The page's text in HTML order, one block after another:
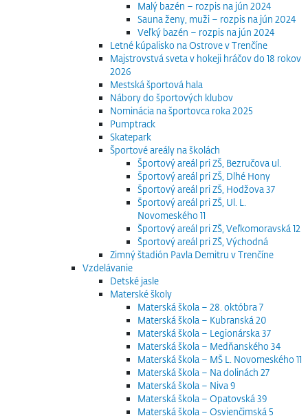
Malý bazén – rozpis na jún 2024
Sauna ženy, muži – rozpis na jún 2024
Veľký bazén – rozpis na jún 2024
Letné kúpalisko na Ostrove v Trenčíne
Majstrovstvá sveta v hokeji hráčov do 18 rokov
2026
Mestská športová hala
Nábory do športových klubov
Nominácia na športovca roka 2025
Pumptrack
Skatepark
Športové areály na školách
Športový areál pri ZŠ, Bezručova ul.
Športový areál pri ZŠ, Dlhé Hony
Športový areál pri ZŠ, Hodžova 37
Športový areál pri ZŠ, Ul. L.
Novomeského 11
Športový areál pri ZŠ, Veľkomoravská 12
Športový areál pri ZŠ, Východná
Zimný štadión Pavla Demitru v Trenčíne
Vzdelávanie
Detské jasle
Materské školy
Materská škola – 28. októbra 7
Materská škola – Kubranská 20
Materská škola – Legionárska 37
Materská škola – Medňanského 34
Materská škola – MŠ L. Novomeského 11
Materská škola – Na dolinách 27
Materská škola – Niva 9
Materská škola – Opatovská 39
Materská škola – Osvienčimská 5